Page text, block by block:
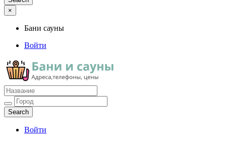
×
Бани сауны
Войти
Бани сауны
Адреса и телефоны
Войти